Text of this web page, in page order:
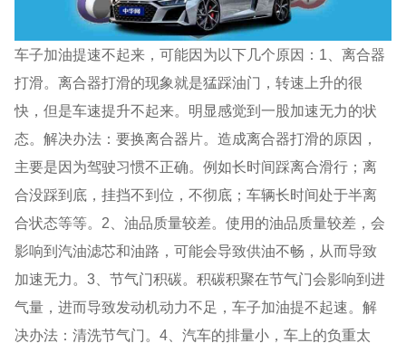
车子加油提速不起来，可能因为以下几个原因：1、离合器
打滑。离合器打滑的现象就是猛踩油门，转速上升的很
快，但是车速提升不起来。明显感觉到一股加速无力的状
态。解决办法：要换离合器片。造成离合器打滑的原因，
主要是因为驾驶习惯不正确。例如长时间踩离合滑行；离
合没踩到底，挂挡不到位，不彻底；车辆长时间处于半离
合状态等等。2、油品质量较差。使用的油品质量较差，会
影响到汽油滤芯和油路，可能会导致供油不畅，从而导致
加速无力。3、节气门积碳。积碳积聚在节气门会影响到进
气量，进而导致发动机动力不足，车子加油提不起速。解
决办法：清洗节气门。4、汽车的排量小，车上的负重太